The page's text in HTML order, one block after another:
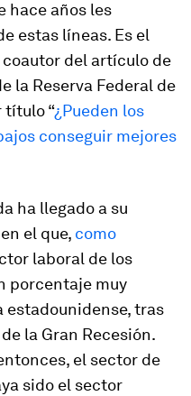
hace años les
estas líneas. Es el
del artículo de
la Reserva Federal de
título “¿Pueden los
conseguir mejores
ha llegado a su
el que, como
laboral de los
porcentaje muy
estadounidense, tras
la Gran Recesión.
el sector de
sido el sector